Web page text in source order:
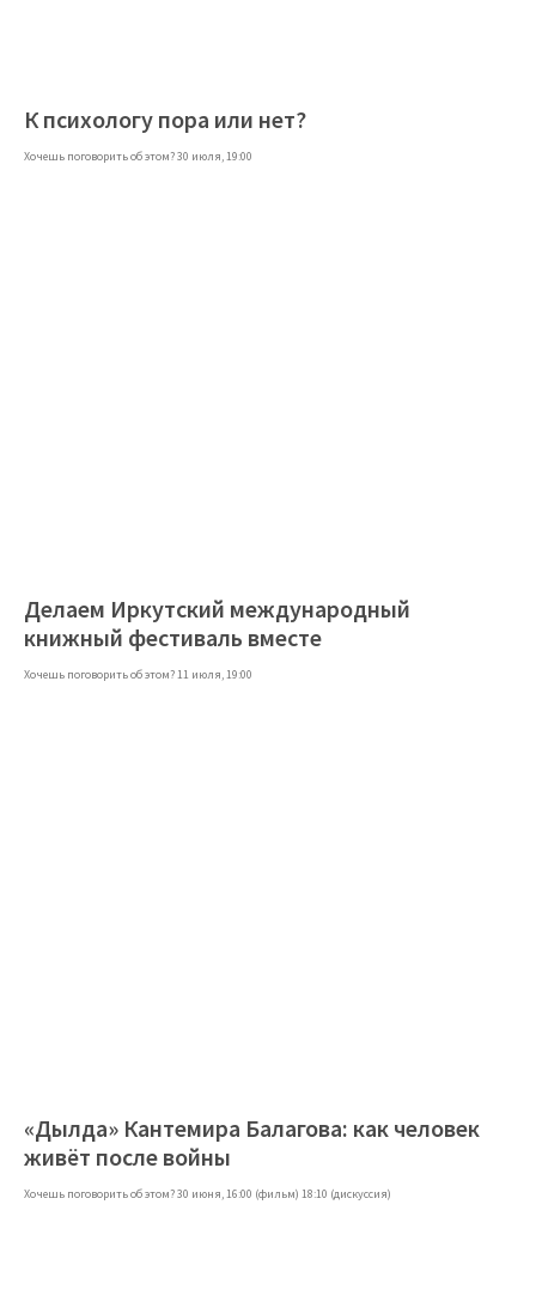
К психологу пора или нет?
Хочешь поговорить об этом? 30 июля, 19:00
Делаем Иркутский международный
книжный фестиваль вместе
Хочешь поговорить об этом? 11 июля, 19:00
«Дылда» Кантемира Балагова: как человек
живёт после войны
Хочешь поговорить об этом? 30 июня, 16:00 (фильм) 18:10 (дискуссия)